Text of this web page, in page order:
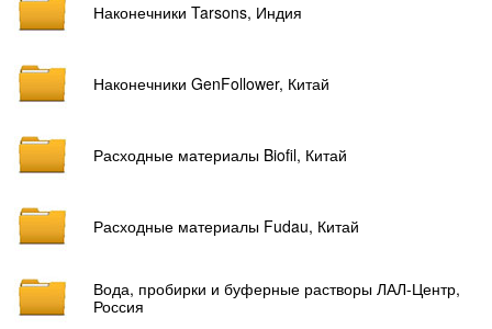
Наконечники Tarsons, Индия
Наконечники GenFollower, Китай
Расходные материалы Biofil, Китай
Расходные материалы Fudau, Китай
Вода, пробирки и буферные растворы ЛАЛ-Центр,
Россия